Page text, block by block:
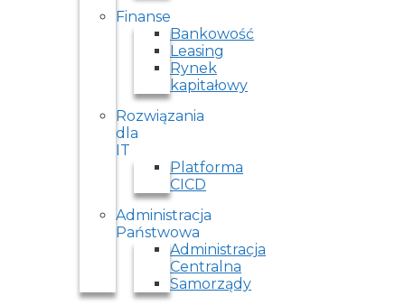
Finanse
Bankowość
Leasing
Rynek
kapitałowy
Rozwiązania
dla
IT
Platforma
CICD
Administracja
Państwowa
Administracja
Centralna
Samorządy